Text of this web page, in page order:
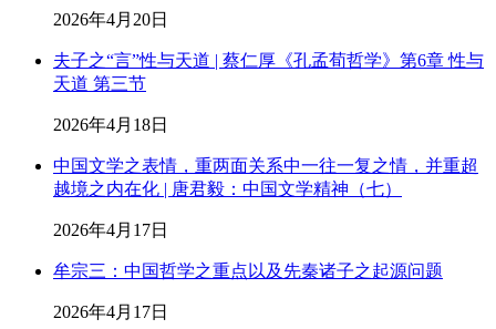
2026年4月20日
夫子之“言”性与天道 | 蔡仁厚《孔孟荀哲学》第6章 性与
天道 第三节
2026年4月18日
中国文学之表情，重两面关系中一往一复之情，并重超
越境之内在化 | 唐君毅：中国文学精神（七）
2026年4月17日
牟宗三：中国哲学之重点以及先秦诸子之起源问题
2026年4月17日